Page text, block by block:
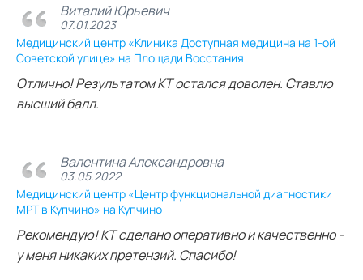
Виталий Юрьевич
07.01.2023
Медицинский центр «Клиника Доступная медицина на 1-ой
Советской улице» на Площади Восстания
Отлично! Результатом КТ остался доволен. Ставлю
высший балл.
Валентина Александровна
03.05.2022
Медицинский центр «Центр функциональной диагностики
МРТ в Купчино» на Купчино
Рекомендую! КТ сделано оперативно и качественно -
у меня никаких претензий. Спасибо!